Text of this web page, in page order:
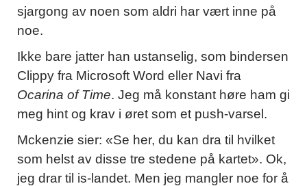
sjargong av noen som aldri har vært inne på
noe.
Ikke bare jatter han ustanselig, som bindersen
Clippy fra Microsoft Word eller Navi fra
Ocarina of Time. Jeg må konstant høre ham gi
meg hint og krav i øret som et push-varsel.
Mckenzie sier: «Se her, du kan dra til hvilket
som helst av disse tre stedene på kartet». Ok,
jeg drar til is-landet. Men jeg mangler noe for å